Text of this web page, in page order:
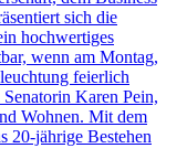
sich die
hochwertiges
wenn am Montag,
feierlich
Karen Pein,
Wohnen. Mit dem
20-jährige Bestehen